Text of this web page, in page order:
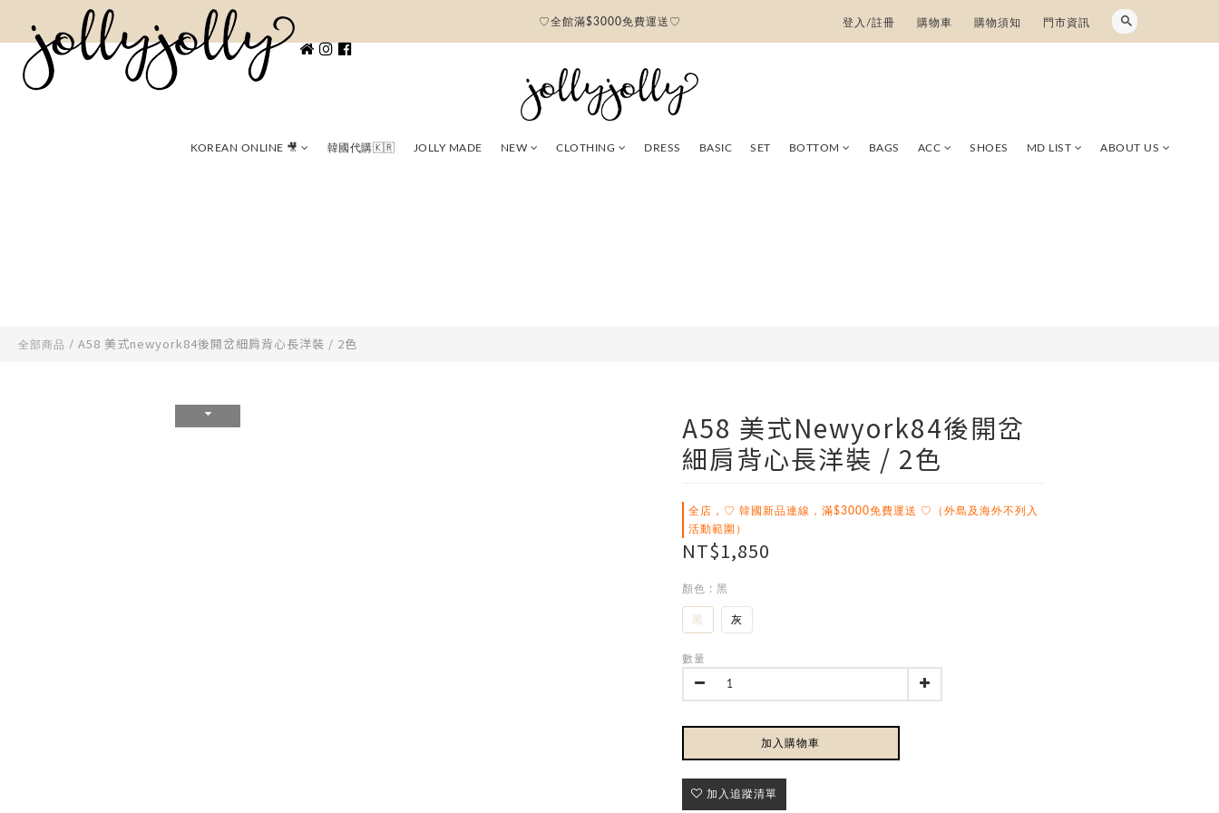
♡全館滿$3000免費運送♡ 登入/註冊 購物車 購物須知 門市資訊
KOREAN ONLINE 🎥 韓國代購🇰🇷 JOLLY MADE NEW CLOTHING DRESS BASIC SET BOTTOM BAGS ACC SHOES MD LIST ABOUT US
全部商品 / A58 美式newyork84後開岔細肩背心長洋裝 / 2色
A58 美式newyork84後開岔
細肩背心長洋裝 / 2色
全店，♡ 韓國新品連線，滿$3000免費運送 ♡（外島及海外不列入
活動範圍）
NT$1,850
顏色 : 黑
黑 灰
數量
加入購物車
加入追蹤清單